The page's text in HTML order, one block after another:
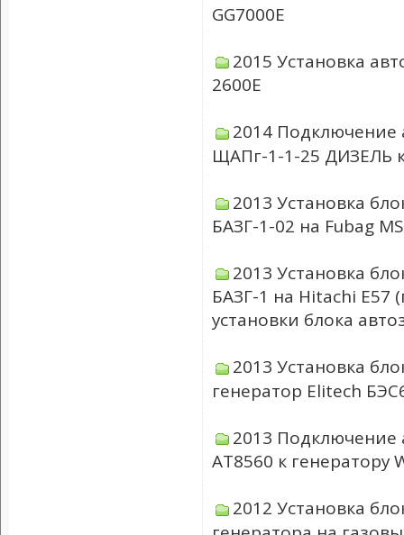
GG7000E
2015 Установка
2600E
2014 Подключение
ЩАПг-1-1-25 ДИЗЕЛЬ
2013 Установка
БАЗГ-1-02 на Fubag
2013 Установка
БАЗГ-1 на Hitachi
установки блока
2013 Установка
генератор Elitech
2013 Подключение
АТ8560 к генератору
2012 Установка